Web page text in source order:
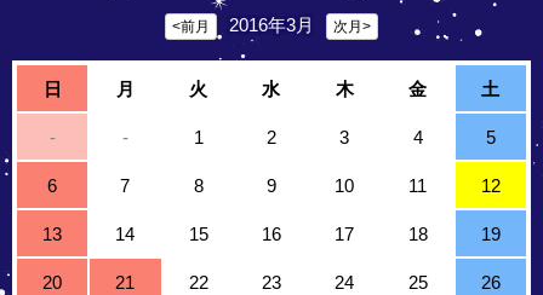
<前月 2016年3月 次月>
日 月 火 水 木 金 土
- - 1 2 3 4 5
6 7 8 9 10 11 12
13 14 15 16 17 18 19
20 21 22 23 24 25 26